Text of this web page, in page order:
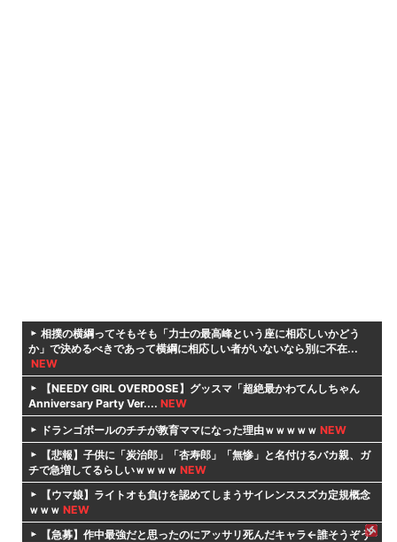
相撲の横綱ってそもそも「力士の最高峰という座に相応しいかどう
か」で決めるべきであって横綱に相応しい者がいないなら別に不在...
NEW
【NEEDY GIRL OVERDOSE】グッスマ「超絶最かわてんしちゃん
Anniversary Party Ver.... NEW
ドランゴボールのチチが教育ママになった理由ｗｗｗｗｗ NEW
【悲報】子供に「炭治郎」「杏寿郎」「無惨」と名付けるバカ親、ガ
チで急増してるらしいｗｗｗｗ NEW
【ウマ娘】ライトオも負けを認めてしまうサイレンススズカ定規概念
ｗｗｗ NEW
【急募】作中最強だと思ったのにアッサリ死んだキャラ←誰そうぞう